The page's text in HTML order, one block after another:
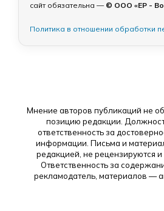
сайт обязательна — © ООО «ЕР -
Политика в отношении обработки
Мнение авторов публикаций не
позицию редакции.
ответственность за
информации. Письма и
редакцией, не рецензируются
Ответственность за
рекламодатель, материалов —